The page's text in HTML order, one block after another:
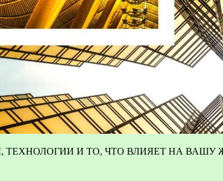
И ТО, ЧТО ВЛИЯЕТ НА ВАШУ